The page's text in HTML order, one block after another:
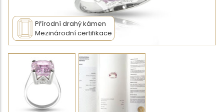
Přírodní drahý kámen
Mezinárodní certifikace